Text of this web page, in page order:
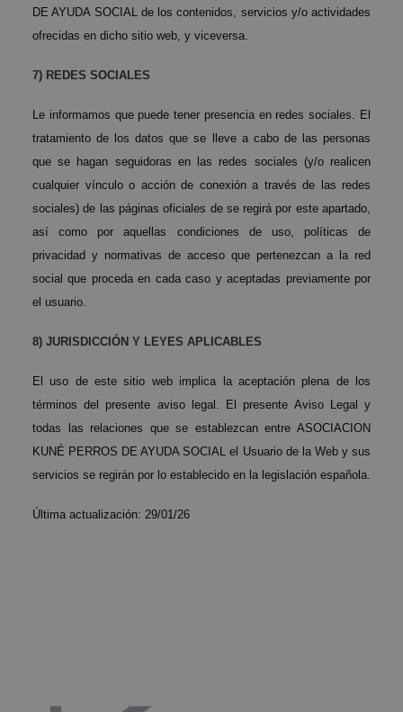
DE AYUDA SOCIAL de los contenidos, servicios y/o actividades
ofrecidas en dicho sitio web, y viceversa.
7) REDES SOCIALES
Le informamos que puede tener presencia en redes sociales. El
tratamiento de los datos que se lleve a cabo de las personas
que se hagan seguidoras en las redes sociales (y/o realicen
cualquier vínculo o acción de conexión a través de las redes
sociales) de las páginas oficiales de se regirá por este apartado,
así como por aquellas condiciones de uso, políticas de
privacidad y normativas de acceso que pertenezcan a la red
social que proceda en cada caso y aceptadas previamente por
el usuario.
8) JURISDICCIÓN Y LEYES APLICABLES
El uso de este sitio web implica la aceptación plena de los
términos del presente aviso legal. El presente Aviso Legal y
todas las relaciones que se establezcan entre ASOCIACION
KUNÉ PERROS DE AYUDA SOCIAL el Usuario de la Web y sus
servicios se regirán por lo establecido en la legislación española.
Última actualización: 29/01/26